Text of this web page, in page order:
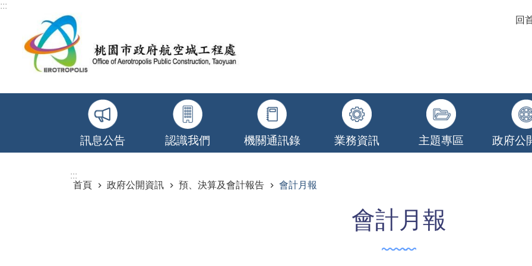
跳到主要內容區塊
:::
回
訊息公告 認識我們 機關通訊錄 業務資訊 主題專區 政府公
:::
首頁
政府公開資訊 預、決算及會計報告 會計月報
會計月報